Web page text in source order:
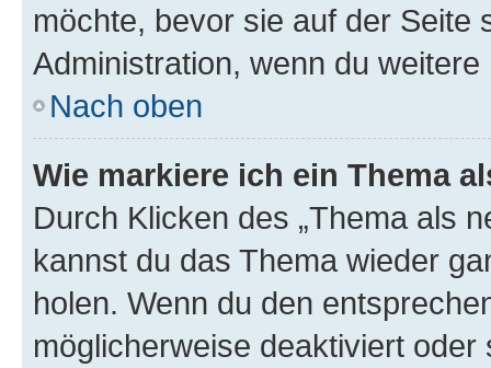
möchte, bevor sie auf der Seite
Administration, wenn du
Nach oben
Wie markiere ich ein Thema
Durch Klicken des „Thema als
kannst du das Thema wieder
holen. Wenn du den
möglicherweise deaktiviert